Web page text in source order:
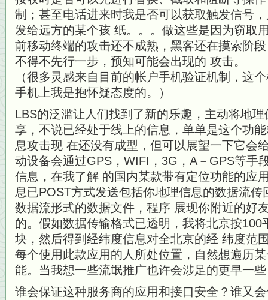
制；甚至电话进来时我是否可以获取触发信号
发给远方的某个孩 纸。。。做这些是因为窃取
前移动终端的攻击还不成熟，黑客还在摸索阶
不得不先行一步，预知可能会出现的 攻击。
（很多灵感来自目前的帐户手机验证机制，这
手机上我是抱怀疑态度的。）
LBS的泛滥让人们找到了新的乐趣，主动将地
享，不说已经处于线上的信息，单单是这个功
息攻击现 在还没有成型，但可以展望一下它会
动设备会通过GPS，WIFI，3G，A－GPS等手
信息，在我了解 的国内某款带有定位功能的应
息已POST方式发送包括你地理信息的数据流
数据流形式的数据文件，程序 展现你附近的好
的。假如数据传输格式已透明，我将北京按100
块，然后得到经纬度信息对全北京的经 纬度范
每个使用此款应用的人所处位置，自然想遍历
能。当我想一些流氓推广也许会涉足的更早一
谁会保证这种服务商的应用和接口安全？谁又